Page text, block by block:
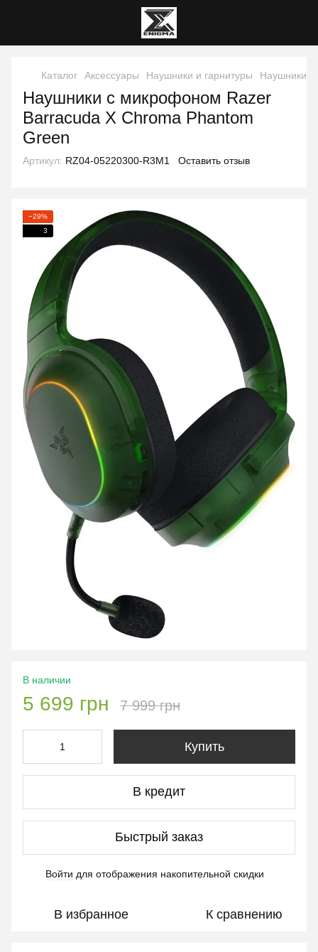
Каталог Аксессуары Наушники и гарнитуры Наушники и
Наушники с микрофоном Razer
Barracuda X Chroma Phantom
Green
Артикул: RZ04-05220300-R3M1 Оставить отзыв
−29%
3
В наличии
5 699 грн 7 999 грн
Купить
В кредит
Быстрый заказ
Войти для отображения накопительной скидки
В избранное К сравнению